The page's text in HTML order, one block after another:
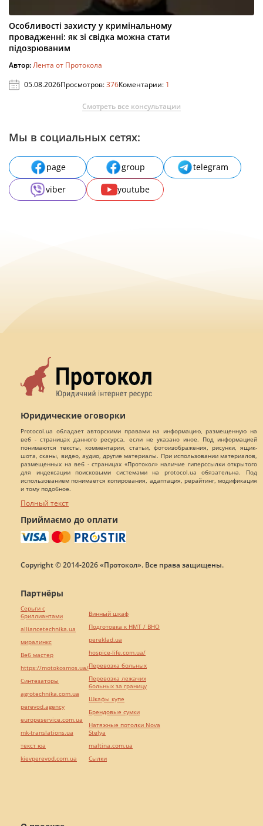
Особливості захисту у кримінальному
провадженні: як зі свідка можна стати
підозрюваним
Автор:Лента от Протокола
05.08.2026Просмотров:376Коментарии: 1
Смотреть все консультации
Мы в социальных сетях:
page group
telegram
viber
youtube
Юридические оговорки
Protocol.ua обладает авторскими правами на информацию, размещенную на
веб - страницах данного ресурса, если не указано иное. Под информацией
понимаются тексты, комментарии, статьи, фотоизображения, рисунки, ящик-
шота, сканы, видео, аудио, другие материалы. При использовании материалов,
размещенных на веб - страницах «Протокол» наличие гиперссылки открытого
для индексации поисковыми системами на protocol.ua обязательна. Под
использованием понимается копирования, адаптация, рерайтинг, модификация
и тому подобное.
Полный текст
Приймаємо до оплати
Copyright © 2014-2026 «Протокол». Все права защищены.
Партнёры
Серьги с
бриллиантами
alliancetechnika.ua
миралинкс
Веб мастер
https://motokosmos.ua/
Синтезаторы
agrotechnika.com.ua
perevod.agency
europeservice.com.ua
mk-translations.ua
текст юа
kievperevod.com.ua
Винный шкаф
Подготовка к НМТ / ВНО
pereklad.ua
hospice-life.com.ua/
Перевозка больных
Перевозка лежачих
больных за границу
Шкафы купе
Брендовые сумки
Натяжные потолки Nova
Stelya
maltina.com.ua
Cылки